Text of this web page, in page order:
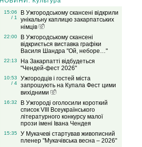
15:06
/ 1
В Ужгородському скансені відкрили
унікальну каплицю закарпатських
німців
22:00
В Ужгородському скансені
відкриється виставка графіки
Василя Шандра "Ой, неборе…"
22:13
На Закарпатті відбудеться
"Чендей-фест 2026"
10:53
/ 4
Ужгородців і гостей міста
запрошують на Купала Фест цими
вихідними
16:32
В Ужгороді оголосили короткий
список VIІІ Всеукраїнського
літературного конкурсу малої
прози імені Івана Чендея
15:35
У Мукачеві стартував живописний
пленер "Мукачівська весна – 2026"